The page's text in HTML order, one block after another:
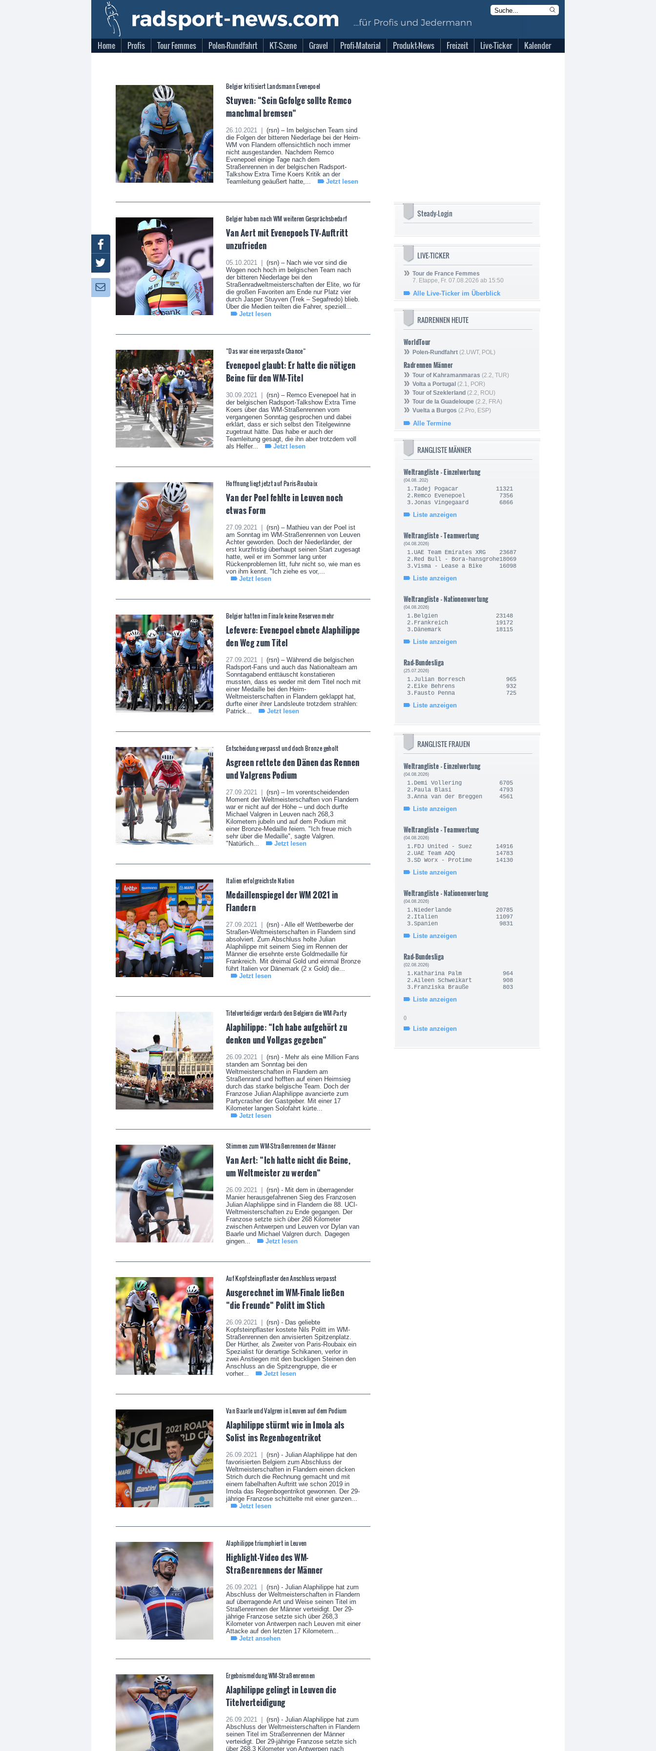
Home Profis Tour Femmes Polen-Rundfahrt KT-Szene Gravel Profi-Material Produkt-News Freizeit Live-Ticker Kalender
Belgier kritisiert Landsmann Evenepoel
Stuyven: “Sein Gefolge sollte Remco
manchmal bremsen“
26.10.2021 |
(rsn) – Im belgischen Team sind
die Folgen der bitteren Niederlage bei der Heim-
WM von Flandern offensichtlich noch immer
nicht ausgestanden. Nachdem Remco
Evenepoel einige Tage nach dem
Straßenrennen in der belgischen Radsport-
Talkshow Extra Time Koers Kritik an der
Teamleitung geäußert hatte,...
Jetzt lesen
Belgier haben nach WM weiteren Gesprächsbedarf
Van Aert mit Evenepoels TV-Auftritt
unzufrieden
05.10.2021 |
(rsn) – Nach wie vor sind die
Wogen noch hoch im belgischen Team nach
der bitteren Niederlage bei den
Straßenradweltmeisterschaften der Elite, wo für
die großen Favoriten am Ende nur Platz vier
durch Jasper Stuyven (Trek – Segafredo) blieb.
Über die Medien teilten die Fahrer, speziell...
Jetzt lesen
“Das war eine verpasste Chance“
Evenepoel glaubt: Er hatte die nötigen
Beine für den WM-Titel
30.09.2021 |
(rsn) – Remco Evenepoel hat in
der belgischen Radsport-Talkshow Extra Time
Koers über das WM-Straßenrennen vom
vergangenen Sonntag gesprochen und dabei
erklärt, dass er sich selbst den Titelgewinne
zugetraut hätte. Das habe er auch der
Teamleitung gesagt, die ihn aber trotzdem voll
als Helfer...
Jetzt lesen
Hoffnung liegt jetzt auf Paris-Roubaix
Van der Poel fehlte in Leuven noch
etwas Form
27.09.2021 |
(rsn) – Mathieu van der Poel ist
am Sonntag im WM-Straßenrennen von Leuven
Achter geworden. Doch der Niederländer, der
erst kurzfristig überhaupt seinen Start zugesagt
hatte, weil er im Sommer lang unter
Rückenproblemen litt, fuhr nicht so, wie man es
von ihm kennt. "Ich ziehe es vor,...
Jetzt lesen
Belgier hatten im Finale keine Reserven mehr
Lefevere: Evenepoel ebnete Alaphilippe
den Weg zum Titel
27.09.2021 |
(rsn) – Während die belgischen
Radsport-Fans und auch das Nationalteam am
Sonntagabend enttäuscht konstatieren
mussten, dass es weder mit dem Titel noch mit
einer Medaille bei den Heim-
Weltmeisterschaften in Flandern geklappt hat,
durfte einer ihrer Landsleute trotzdem strahlen:
Patrick...
Jetzt lesen
Entscheidung verpasst und doch Bronze geholt
Asgreen rettete den Dänen das Rennen
und Valgrens Podium
27.09.2021 |
(rsn) – Im vorentscheidenden
Moment der Weltmeisterschaften von Flandern
war er nicht auf der Höhe – und doch durfte
Michael Valgren in Leuven nach 268,3
Kilometern jubeln und auf dem Podium mit
einer Bronze-Medaille feiern. "Ich freue mich
sehr über die Medaille", sagte Valgren.
"Natürlich...
Jetzt lesen
Italien erfolgreichste Nation
Medaillenspiegel der WM 2021 in
Flandern
27.09.2021 |
(rsn) - Alle elf Wettbewerbe der
Straßen-Weltmeisterschaften in Flandern sind
absolviert. Zum Abschluss holte Julian
Alaphilippe mit seinem Sieg im Rennen der
Männer die ersehnte erste Goldmedaille für
Frankreich. Mit dreimal Gold und einmal Bronze
führt Italien vor Dänemark (2 x Gold) die...
Jetzt lesen
Titelverteidiger verdarb den Belgiern die WM-Party
Alaphilippe: “Ich habe aufgehört zu
denken und Vollgas gegeben“
26.09.2021 |
(rsn) - Mehr als eine Million Fans
standen am Sonntag bei den
Weltmeisterschaften in Flandern am
Straßenrand und hofften auf einen Heimsieg
durch das starke belgische Team. Doch der
Franzose Julian Alaphilippe avancierte zum
Partycrasher der Gastgeber. Mit einer 17
Kilometer langen Solofahrt kürte...
Jetzt lesen
Stimmen zum WM-Straßenrennen der Männer
Van Aert: “Ich hatte nicht die Beine,
um Weltmeister zu werden“
26.09.2021 |
(rsn) - Mit dem in überragender
Manier herausgefahrenen Sieg des Franzosen
Julian Alaphilippe sind in Flandern die 88. UCI-
Weltmeisterschaften zu Ende gegangen. Der
Franzose setzte sich über 268 Kilometer
zwischen Antwerpen und Leuven vor Dylan van
Baarle und Michael Valgren durch. Dagegen
gingen...
Jetzt lesen
Auf Kopfsteinpflaster den Anschluss verpasst
Ausgerechnet im WM-Finale ließen
“die Freunde“ Politt im Stich
26.09.2021 |
(rsn) - Das geliebte
Kopfsteinpflaster kostete Nils Politt im WM-
Straßenrennen den anvisierten Spitzenplatz.
Der Hürther, als Zweiter von Paris-Roubaix ein
Spezialist für derartige Schikanen, verlor in
zwei Anstiegen mit den buckligen Steinen den
Anschluss an die Spitzengruppe, die er
vorher...
Jetzt lesen
Van Baarle und Valgren in Leuven auf dem Podium
Alaphilippe stürmt wie in Imola als
Solist ins Regenbogentrikot
26.09.2021 |
(rsn) - Julian Alaphilippe hat den
favorisierten Belgiern zum Abschluss der
Weltmeisterschaften in Flandern einen dicken
Strich durch die Rechnung gemacht und mit
einem fabelhaften Auftritt wie schon 2019 in
Imola das Regenbogentrikot gewonnen. Der 29-
jährige Franzose schüttelte mit einer ganzen...
Jetzt lesen
Alaphilippe triumphiert in Leuven
Highlight-Video des WM-
Straßenrennens der Männer
26.09.2021 |
(rsn) - Julian Alaphilippe hat zum
Abschluss der Weltmeisterschaften in Flandern
auf überragende Art und Weise seinen Titel im
Straßenrennen der Männer verteidigt. Der 29-
jährige Franzose setzte sich über 268,3
Kilometer von Antwerpen nach Leuven mit einer
Attacke auf den letzten 17 Kilometern...
Jetzt ansehen
Ergebnismeldung WM-Straßenrennen
Alaphilippe gelingt in Leuven die
Titelverteidigung
26.09.2021 |
(rsn) - Julian Alaphilippe hat zum
Abschluss der Weltmeisterschaften in Flandern
seinen Titel im Straßenrennen der Männer
verteidigt. Der 29-jährige Franzose setzte sich
über 268,3 Kilometer von Antwerpen nach
Steady-Login
LIVE-TICKER
Tour de France Femmes
7. Etappe, Fr. 07.08.2026 ab 15:50
Alle Live-Ticker im Überblick
RADRENNEN HEUTE
WorldTour
Polen-Rundfahrt (2.UWT, POL)
Radrennen Männer
Tour of Kahramanmaras (2.2, TUR)
Volta a Portugal (2.1, POR)
Tour of Szeklerland (2.2, ROU)
Tour de la Guadeloupe (2.2, FRA)
Vuelta a Burgos (2.Pro, ESP)
Alle Termine
RANGLISTE MÄNNER
Weltrangliste - Einzelwertung
(04.08..202)
1.Tadej Pogacar 11321
2.Remco Evenepoel 7356
3.Jonas Vingegaard 6866
Liste anzeigen
Weltrangliste - Teamwertung
(04.08.2026)
1.UAE Team Emirates XRG 23687
2.Red Bull - Bora-hansgrohe18069
3.Visma - Lease a Bike 16098
Liste anzeigen
Weltrangliste - Nationenwertung
(04.08.2026)
1.Belgien 23148
2.Frankreich 19172
3.Dänemark 18115
Liste anzeigen
Rad-Bundesliga
(25.07.2026)
1.Julian Borresch 965
2.Eike Behrens 932
3.Fausto Penna 725
Liste anzeigen
RANGLISTE FRAUEN
Weltrangliste - Einzelwertung
(04.08.2026)
1.Demi Vollering 6705
2.Paula Blasi 4793
3.Anna van der Breggen 4561
Liste anzeigen
Weltrangliste - Teamwertung
(04.08.2026)
1.FDJ United - Suez 14916
2.UAE Team ADQ 14783
3.SD Worx - Protime 14130
Liste anzeigen
Weltrangliste - Nationenwertung
(04.08.2026)
1.Niederlande 20785
2.Italien 11097
3.Spanien 9831
Liste anzeigen
Rad-Bundesliga
(02.08.2026)
1.Katharina Palm 964
2.Aileen Schweikart 908
3.Franziska Brauße 803
Liste anzeigen
()
Liste anzeigen
Facebook
Twitter
Newsletter: